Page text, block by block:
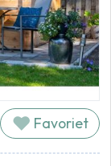
Favoriet